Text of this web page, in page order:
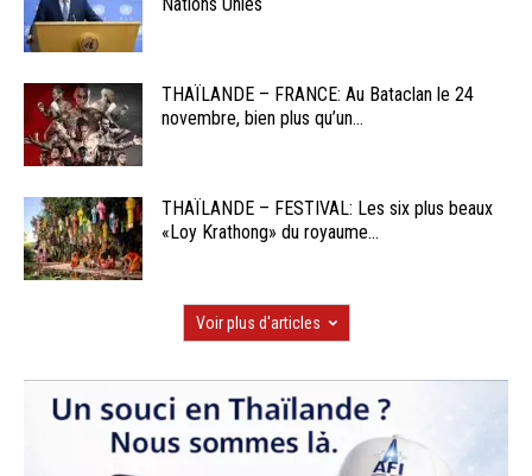
THAÏLANDE – FRANCE: Au Bataclan le 24
novembre, bien plus qu’un...
THAÏLANDE – FESTIVAL: Les six plus beaux
«Loy Krathong» du royaume...
Voir plus d'articles